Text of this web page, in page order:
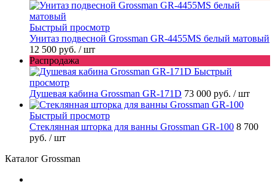
Быстрый просмотр
Унитаз подвесной Grossman GR-4455MS белый матовый
12 500 руб. / шт
Распродажа
Быстрый
просмотр
Душевая кабина Grossman GR-171D 73 000 руб. / шт
Быстрый просмотр
Стеклянная шторка для ванны Grossman GR-100 8 700
руб. / шт
Каталог Grossman